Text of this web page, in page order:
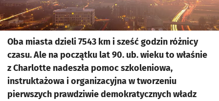
Oba miasta dzieli 7543 km i sześć godzin różnicy
czasu. Ale na początku lat 90. ub. wieku to właśnie
z Charlotte nadeszła pomoc szkoleniowa,
instruktażowa i organizacyjna w tworzeniu
pierwszych prawdziwie demokratycznych władz